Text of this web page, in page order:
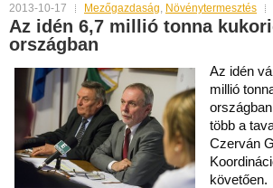
2013-10-17 Mezőgazdaság Növénytermesztés
Az idén 6,7 millió tonna
országban
Az idén
millió
több a
Czerván
követően.